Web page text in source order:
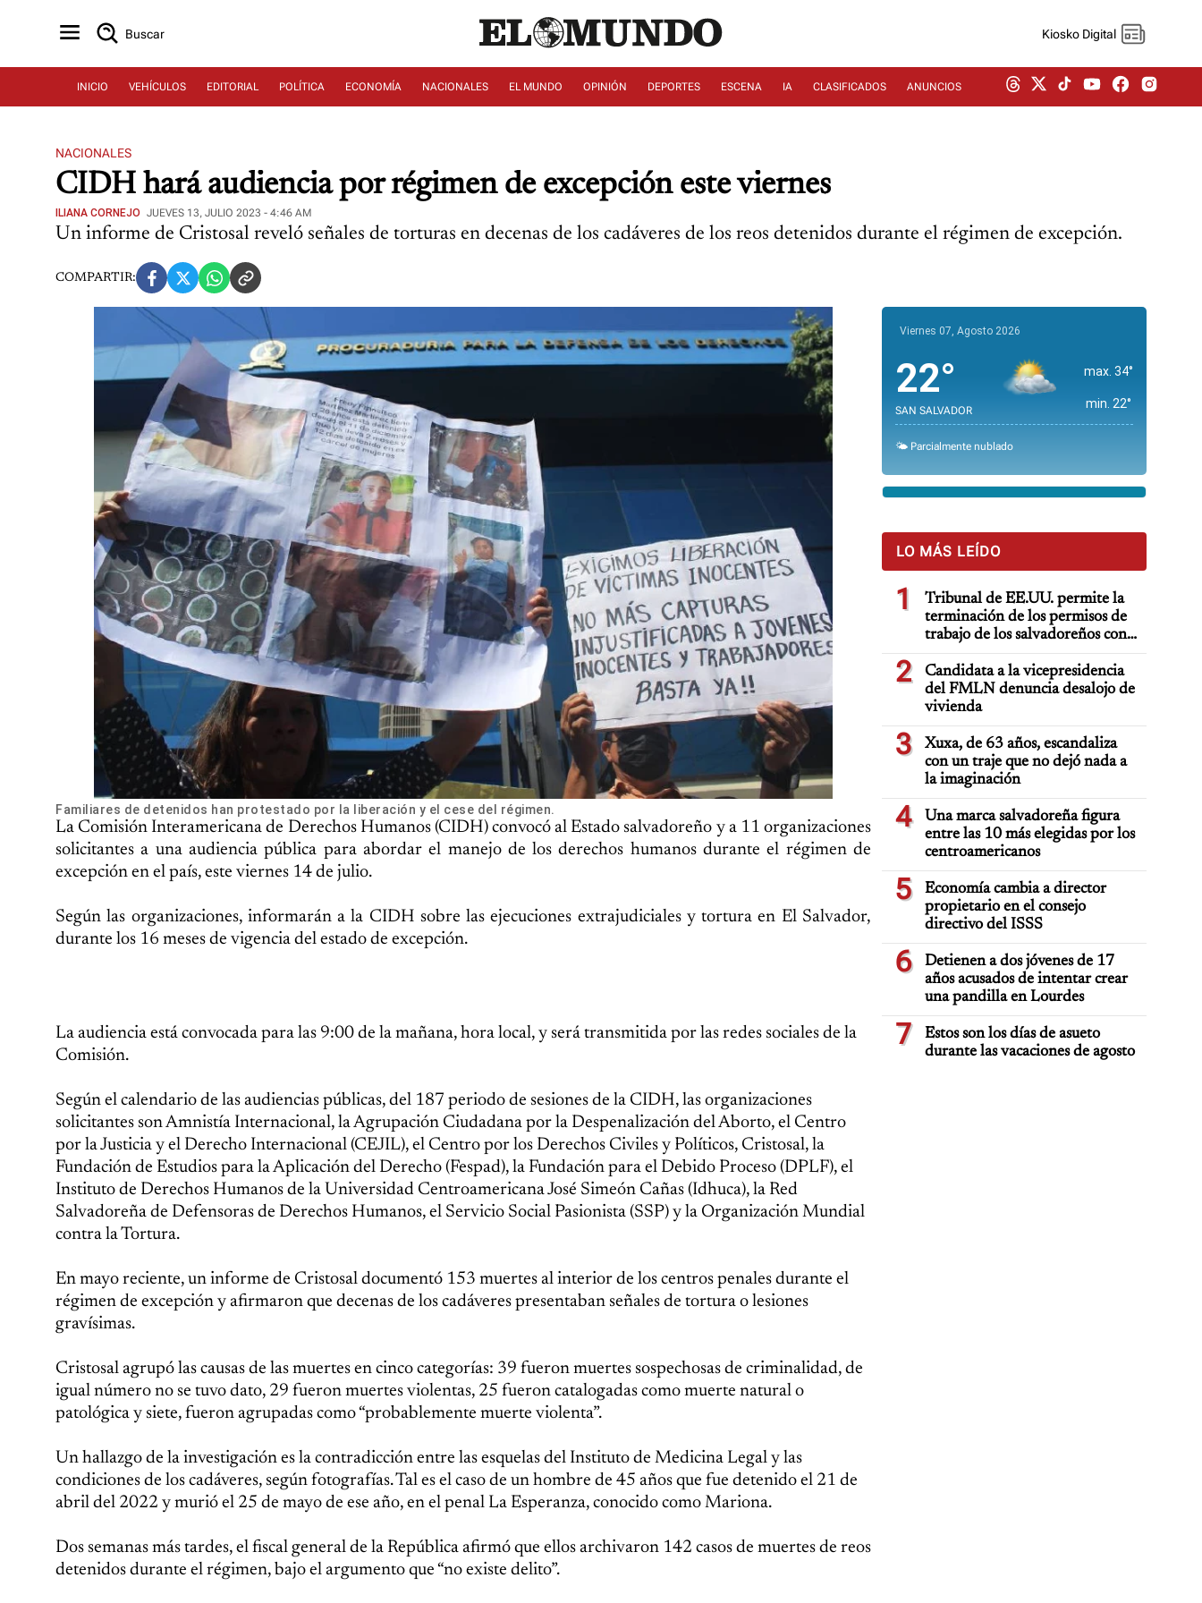
Buscar Kiosko Digital
INICIO VEHÍCULOS EDITORIAL POLÍTICA ECONOMÍA NACIONALES EL MUNDO OPINIÓN DEPORTES ESCENA IA CLASIFICADOS ANUNCIOS
NACIONALES
CIDH hará audiencia por régimen de excepción este viernes
ILIANA CORNEJO JUEVES 13, JULIO 2023 - 4:46 AM
Un informe de Cristosal reveló señales de torturas en decenas de los cadáveres de los reos detenidos durante el régimen de excepción.
COMPARTIR:
Familiares de detenidos han protestado por la liberación y el cese del régimen.
La Comisión Interamericana de Derechos Humanos (CIDH) convocó al Estado salvadoreño y a 11 organizaciones
solicitantes a una audiencia pública para abordar el manejo de los derechos humanos durante el régimen de
excepción en el país, este viernes 14 de julio.
Según las organizaciones, informarán a la CIDH sobre las ejecuciones extrajudiciales y tortura en El Salvador,
durante los 16 meses de vigencia del estado de excepción.
La audiencia está convocada para las 9:00 de la mañana, hora local, y será transmitida por las redes sociales de la
Comisión.
Según el calendario de las audiencias públicas, del 187 periodo de sesiones de la CIDH, las organizaciones
solicitantes son Amnistía Internacional, la Agrupación Ciudadana por la Despenalización del Aborto, el Centro
por la Justicia y el Derecho Internacional (CEJIL), el Centro por los Derechos Civiles y Políticos, Cristosal, la
Fundación de Estudios para la Aplicación del Derecho (Fespad), la Fundación para el Debido Proceso (DPLF), el
Instituto de Derechos Humanos de la Universidad Centroamericana José Simeón Cañas (Idhuca), la Red
Salvadoreña de Defensoras de Derechos Humanos, el Servicio Social Pasionista (SSP) y la Organización Mundial
contra la Tortura.
En mayo reciente, un informe de Cristosal documentó 153 muertes al interior de los centros penales durante el
régimen de excepción y afirmaron que decenas de los cadáveres presentaban señales de tortura o lesiones
gravísimas.
Cristosal agrupó las causas de las muertes en cinco categorías: 39 fueron muertes sospechosas de criminalidad, de
igual número no se tuvo dato, 29 fueron muertes violentas, 25 fueron catalogadas como muerte natural o
patológica y siete, fueron agrupadas como “probablemente muerte violenta”.
Un hallazgo de la investigación es la contradicción entre las esquelas del Instituto de Medicina Legal y las
condiciones de los cadáveres, según fotografías. Tal es el caso de un hombre de 45 años que fue detenido el 21 de
abril del 2022 y murió el 25 de mayo de ese año, en el penal La Esperanza, conocido como Mariona.
Dos semanas más tardes, el fiscal general de la República afirmó que ellos archivaron 142 casos de muertes de reos
detenidos durante el régimen, bajo el argumento que “no existe delito”.
Viernes 07, Agosto 2026
22°
SAN SALVADOR
max. 34°
min. 22°
🌤️ Parcialmente nublado
LO MÁS LEÍDO
1
Tribunal de EE.UU. permite la
terminación de los permisos de
trabajo de los salvadoreños con
TPS
2
Candidata a la vicepresidencia
del FMLN denuncia desalojo de
vivienda
3
Xuxa, de 63 años, escandaliza
con un traje que no dejó nada a
la imaginación
4
Una marca salvadoreña figura
entre las 10 más elegidas por los
centroamericanos
5
Economía cambia a director
propietario en el consejo
directivo del ISSS
6
Detienen a dos jóvenes de 17
años acusados de intentar crear
una pandilla en Lourdes
7
Estos son los días de asueto
durante las vacaciones de agosto